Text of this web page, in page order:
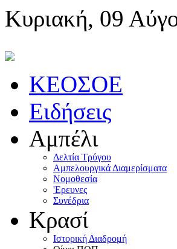
Κυριακή, 09
KEOΣOE
Ειδήσεις
Αμπέλι
Δελτία Τρύγου
Αμπελουργικά Διαμερίσματα
Nομοθεσία
'Eρευνες
Συνέδρια
Κρασί
Iστορική Διαδρομή